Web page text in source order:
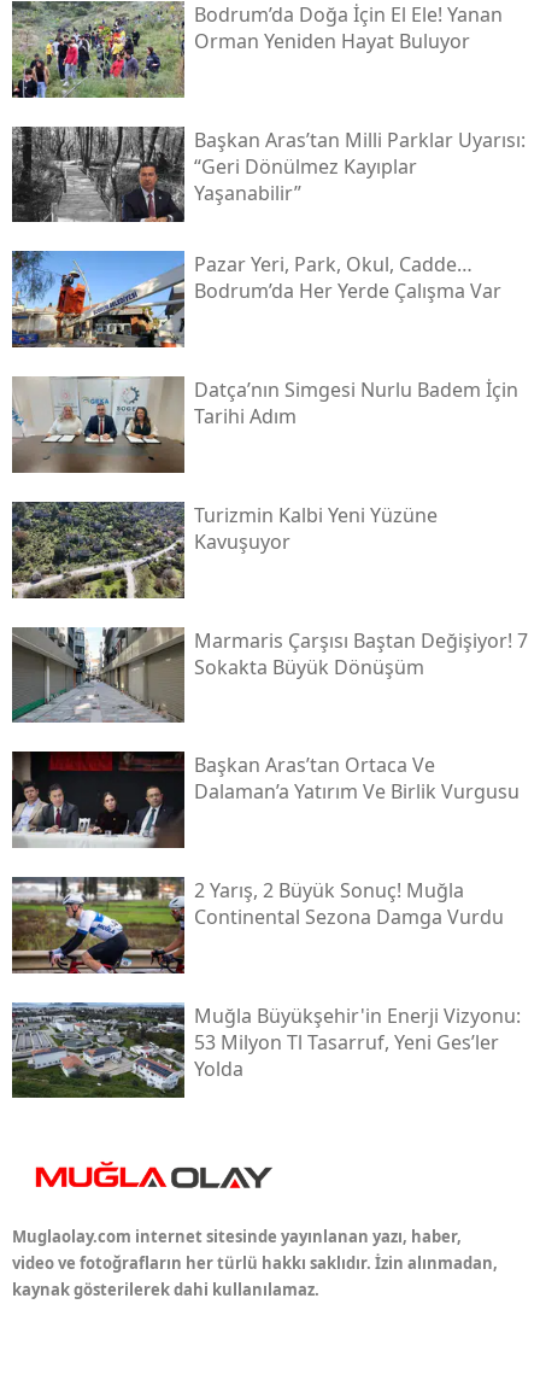
Bodrum’da Doğa İçin El Ele! Yanan
Orman Yeniden Hayat Buluyor
Başkan Aras’tan Milli Parklar Uyarısı:
“geri Dönülmez Kayıplar
Yaşanabilir”
Pazar Yeri, Park, Okul, Cadde…
Bodrum’da Her Yerde Çalışma Var
Datça’nın Simgesi Nurlu Badem İçin
Tarihi Adım
Turizmin Kalbi Yeni Yüzüne
Kavuşuyor
Marmaris Çarşısı Baştan Değişiyor! 7
Sokakta Büyük Dönüşüm
Başkan Aras’tan Ortaca Ve
Dalaman’a Yatırım Ve Birlik Vurgusu
2 Yarış, 2 Büyük Sonuç! Muğla
Continental Sezona Damga Vurdu
Muğla Büyükşehir'in Enerji Vizyonu:
53 Milyon Tl Tasarruf, Yeni Ges’ler
Yolda
Muglaolay.com internet sitesinde yayınlanan yazı, haber,
video ve fotoğrafların her türlü hakkı saklıdır. İzin alınmadan,
kaynak gösterilerek dahi kullanılamaz.